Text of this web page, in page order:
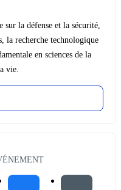
sur la défense et la sécurité,
la recherche technologique
en sciences de la
vie.